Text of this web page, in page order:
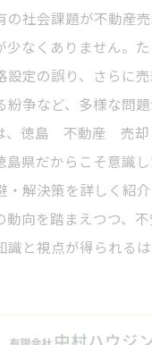
の社会課題が不動産
少なくありません。
設定の誤り、さらに
紛争など、多様な問
、徳島 不動産 売
島県だからこそ意識
・解決策を詳しく紹
動向を踏まえつつ、
識と視点が得られるは